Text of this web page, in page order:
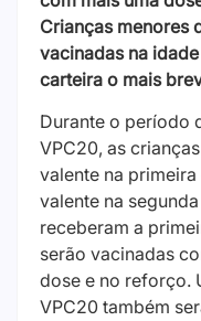
Crianças menores
vacinadas na
carteira o mais
Durante o período
VPC20, as
valente na
valente na
receberam a
serão vacinadas
dose e no reforço.
VPC20 também